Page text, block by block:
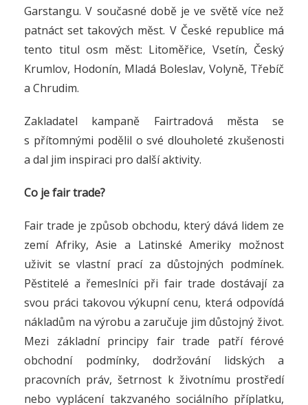
Garstangu. V současné době je ve světě více než
patnáct set takových měst. V České republice má
tento titul osm měst: Litoměřice, Vsetín, Český
Krumlov, Hodonín, Mladá Boleslav, Volyně, Třebíč
a Chrudim.
Zakladatel kampaně Fairtradová města se
s přítomnými podělil o své dlouholeté zkušenosti
a dal jim inspiraci pro další aktivity.
Co je fair trade?
Fair trade je způsob obchodu, který dává lidem ze
zemí Afriky, Asie a Latinské Ameriky možnost
uživit se vlastní prací za důstojných podmínek.
Pěstitelé a řemeslníci při fair trade dostávají za
svou práci takovou výkupní cenu, která odpovídá
nákladům na výrobu a zaručuje jim důstojný život.
Mezi základní principy fair trade patří férové
obchodní podmínky, dodržování lidských a
pracovních práv, šetrnost k životnímu prostředí
nebo vyplácení takzvaného sociálního příplatku,